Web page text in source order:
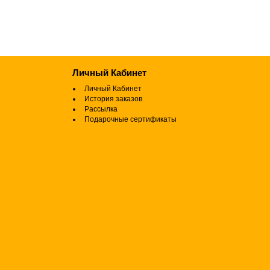
Личный Кабинет
Личный Кабинет
История заказов
Рассылка
Подарочные сертификаты